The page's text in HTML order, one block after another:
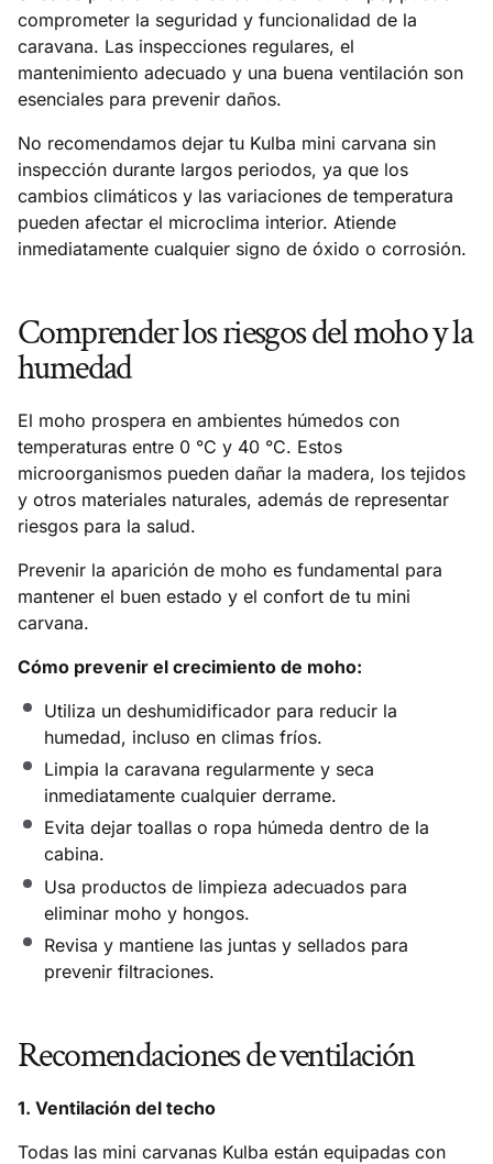
comprometer la seguridad y funcionalidad de la
caravana. Las inspecciones regulares, el
mantenimiento adecuado y una buena ventilación son
esenciales para prevenir daños.
No recomendamos dejar tu Kulba mini carvana sin
inspección durante largos periodos, ya que los
cambios climáticos y las variaciones de temperatura
pueden afectar el microclima interior. Atiende
inmediatamente cualquier signo de óxido o corrosión.
Comprender los riesgos del moho y la
humedad
El moho prospera en ambientes húmedos con
temperaturas entre 0 °C y 40 °C. Estos
microorganismos pueden dañar la madera, los tejidos
y otros materiales naturales, además de representar
riesgos para la salud.
Prevenir la aparición de moho es fundamental para
mantener el buen estado y el confort de tu mini
carvana.
Cómo prevenir el crecimiento de moho:
Utiliza un deshumidificador para reducir la
humedad, incluso en climas fríos.
Limpia la caravana regularmente y seca
inmediatamente cualquier derrame.
Evita dejar toallas o ropa húmeda dentro de la
cabina.
Usa productos de limpieza adecuados para
eliminar moho y hongos.
Revisa y mantiene las juntas y sellados para
prevenir filtraciones.
Recomendaciones de ventilación
1. Ventilación del techo
Todas las mini carvanas Kulba están equipadas con